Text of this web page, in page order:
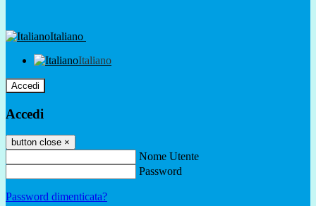
Italiano
Italiano
Accedi
Accedi
button close ×
Nome Utente
Password
Password dimenticata?